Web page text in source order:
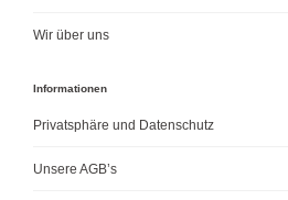
Wir über uns
Informationen
Privatsphäre und Datenschutz
Unsere AGB’s